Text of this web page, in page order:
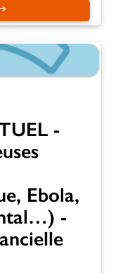
-
Ebola,
-